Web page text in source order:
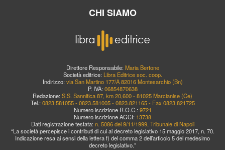
CHI SIAMO
Direttore Responsabile: Maria Bertone
Società editrice: Libra Editrice soc. coop.
Indirizzo: via San Martino 177/A 82016 Montesarchio (Bn)
P. IVA: 06854870638
Redazione: S.S. Sannitica 87, km 20,600 - 81025 Marcianise (Ce)
Tel.: 0823.581055 - 0823.581005 - 0823.821165 - Fax 0823.821725
Numero iscrizione R.O.C.: 9721
Numero iscrizione AGCI: 13738
Dati registrazione testata: n. 5086 del 9/11/1999, Tribunale di Napoli
“La società percepisce i contributi di cui al decreto legislativo 15 maggio 2017, n. 70.
Indicazione resa ai sensi della lettera f) del comma 2 dell’articolo 5 del medesimo
decreto legislativo.”